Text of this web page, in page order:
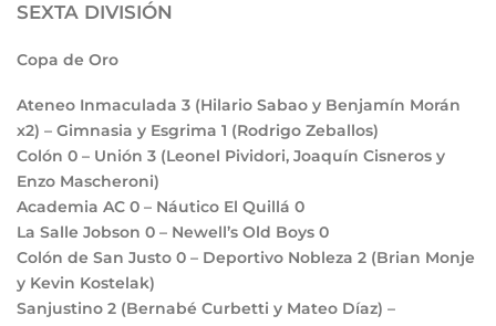
SEXTA DIVISIÓN
Copa de Oro
Ateneo Inmaculada 3 (Hilario Sabao y Benjamín Morán
x2) – Gimnasia y Esgrima 1 (Rodrigo Zeballos)
Colón 0 – Unión 3 (Leonel Pividori, Joaquín Cisneros y
Enzo Mascheroni)
Academia AC 0 – Náutico El Quillá 0
La Salle Jobson 0 – Newell’s Old Boys 0
Colón de San Justo 0 – Deportivo Nobleza 2 (Brian Monje
y Kevin Kostelak)
Sanjustino 2 (Bernabé Curbetti y Mateo Díaz) –